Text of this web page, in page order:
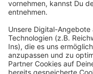
CDU Leverkusen
Leverkusen:
Arbeiten am